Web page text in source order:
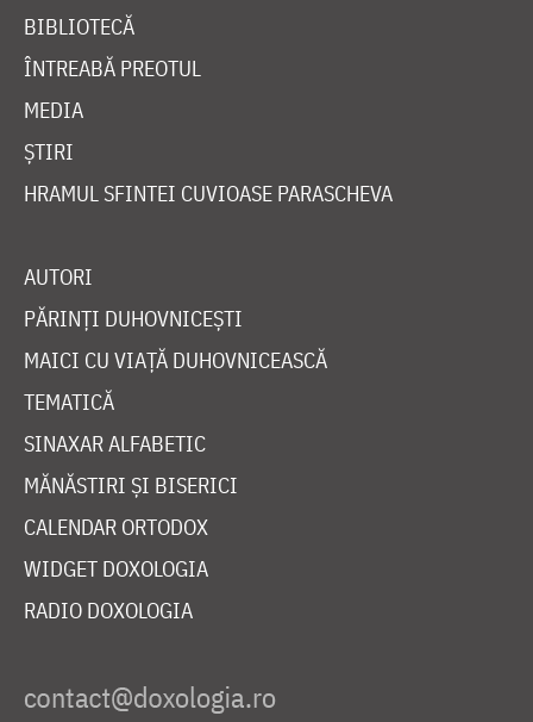
BIBLIOTECĂ
ÎNTREABĂ PREOTUL
MEDIA
ȘTIRI
HRAMUL SFINTEI CUVIOASE PARASCHEVA
AUTORI
PĂRINȚI DUHOVNICEȘTI
MAICI CU VIAȚĂ DUHOVNICEASCĂ
TEMATICĂ
SINAXAR ALFABETIC
MĂNĂSTIRI ȘI BISERICI
CALENDAR ORTODOX
WIDGET DOXOLOGIA
RADIO DOXOLOGIA